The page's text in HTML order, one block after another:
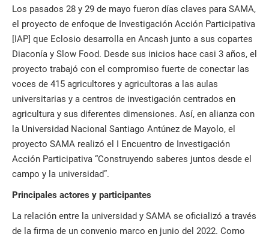
Los pasados 28 y 29 de mayo fueron días claves para SAMA,
el proyecto de enfoque de Investigación Acción Participativa
[IAP] que Eclosio desarrolla en Ancash junto a sus copartes
Diaconía y Slow Food. Desde sus inicios hace casi 3 años, el
proyecto trabajó con el compromiso fuerte de conectar las
voces de 415 agricultores y agricultoras a las aulas
universitarias y a centros de investigación centrados en
agricultura y sus diferentes dimensiones. Así, en alianza con
la Universidad Nacional Santiago Antúnez de Mayolo, el
proyecto SAMA realizó el I Encuentro de Investigación
Acción Participativa “Construyendo saberes juntos desde el
campo y la universidad”.
Principales actores y participantes
La relación entre la universidad y SAMA se oficializó a través
de la firma de un convenio marco en junio del 2022. Como